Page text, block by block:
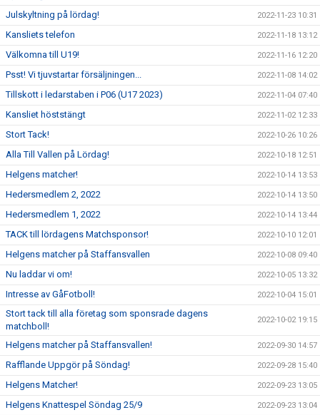
Julskyltning på lördag! 2022-11-23 10:31
Kansliets telefon 2022-11-18 13:12
Välkomna till U19! 2022-11-16 12:20
Psst! Vi tjuvstartar försäljningen... 2022-11-08 14:02
Tillskott i ledarstaben i P06 (U17 2023) 2022-11-04 07:40
Kansliet höststängt 2022-11-02 12:33
Stort Tack! 2022-10-26 10:26
Alla Till Vallen på Lördag! 2022-10-18 12:51
Helgens matcher! 2022-10-14 13:53
Hedersmedlem 2, 2022 2022-10-14 13:50
Hedersmedlem 1, 2022 2022-10-14 13:44
TACK till lördagens Matchsponsor! 2022-10-10 12:01
Helgens matcher på Staffansvallen 2022-10-08 09:40
Nu laddar vi om! 2022-10-05 13:32
Intresse av GåFotboll! 2022-10-04 15:01
Stort tack till alla företag som sponsrade dagens
matchboll!
2022-10-02 19:15
Helgens matcher på Staffansvallen! 2022-09-30 14:57
Rafflande Uppgör på Söndag! 2022-09-28 15:40
Helgens Matcher! 2022-09-23 13:05
Helgens Knattespel Söndag 25/9 2022-09-23 13:04